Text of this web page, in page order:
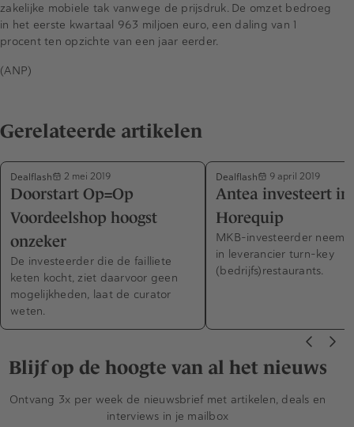
zakelijke mobiele tak vanwege de prijsdruk. De omzet bedroeg
in het eerste kwartaal 963 miljoen euro, een daling van 1
procent ten opzichte van een jaar eerder.
(ANP)
Gerelateerde artikelen
Dealflash 2 mei 2019
Doorstart Op=Op
Voordeelshop hoogst
onzeker
De investeerder die de failliete
keten kocht, ziet daarvoor geen
mogelijkheden, laat de curator
weten.
Dealflash 9 april 2019
Antea investeert in
Horequip
MKB-investeerder neemt
in leverancier turn-key
(bedrijfs)restaurants.
Blijf op de hoogte van al het nieuws
Ontvang 3x per week de nieuwsbrief met artikelen, deals en
interviews in je mailbox